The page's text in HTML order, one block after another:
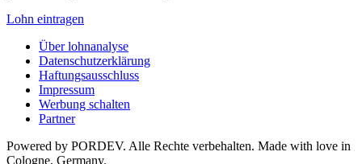
Lohn eintragen
Über lohnanalyse
Datenschutzerklärung
Haftungsausschluss
Impressum
Werbung schalten
Partner
Powered by PORDEV. Alle Rechte verbehalten. Made with love in
Cologne, Germany.